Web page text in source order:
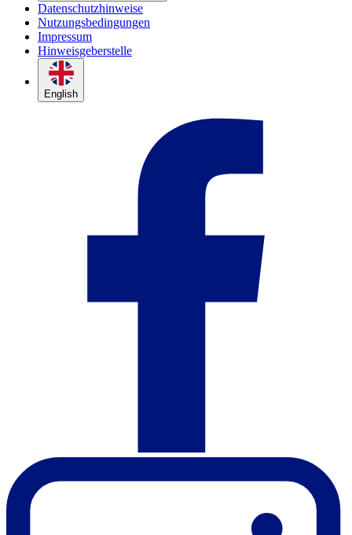
Datenschutzhinweise
Nutzungsbedingungen
Impressum
Hinweisgeberstelle
English